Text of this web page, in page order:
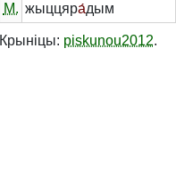
М. жыццяра́дым
Крыніцы: piskunou2012.